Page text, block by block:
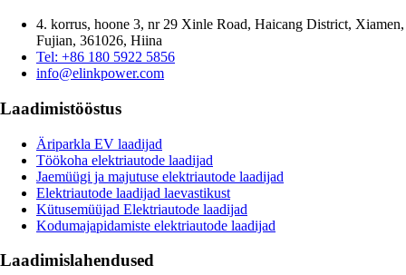
4. korrus, hoone 3, nr 29 Xinle Road, Haicang District, Xiamen,
Fujian, 361026, Hiina
Tel: +86 180 5922 5856
info@elinkpower.com
Laadimistööstus
Äriparkla EV laadijad
Töökoha elektriautode laadijad
Jaemüügi ja majutuse elektriautode laadijad
Elektriautode laadijad laevastikust
Kütusemüüjad Elektriautode laadijad
Kodumajapidamiste elektriautode laadijad
Laadimislahendused